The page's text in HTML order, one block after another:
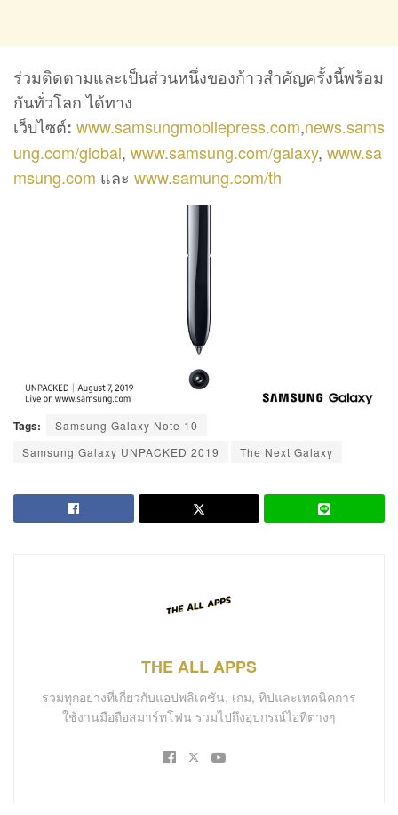
ร่วมติดตามและเป็นส่วนหนึ่งของก้าวสำคัญครั้งนี้พร้อม
กันทั่วโลก ได้ทาง
เว็บไซต์: www.samsungmobilepress.com,news.sams
ung.com/global, www.samsung.com/galaxy, www.sa
msung.com และ www.samung.com/th
Tags:
Samsung Galaxy Note 10
Samsung Galaxy UNPACKED 2019
The Next Galaxy
THE ALL APPS
รวมทุกอย่างที่เกี่ยวกับแอปพลิเคชัน, เกม, ทิปและเทคนิคการ
ใช้งานมือถือสมาร์ทโฟน รวมไปถึงอุปกรณ์ไอทีต่างๆ